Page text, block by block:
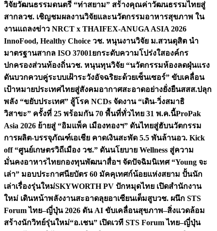
วิจัยวัฒนธรรมดนตรี “ท่าสยาม” สร้างคุณค่าวัฒนธรรมไทยสู่
สากลวช. เชิญชมผลงานวิจัยและนวัตกรรมอาหารสุขภาพ ใน
งานแถลงข่าว NRCT x THAIFEX-ANUGA ASIA 2026
InnoFood, Healthy Choice วช. หนุนงานวิจัย ม.สวนดุสิต นำ
มาตรฐานสากล ISO 37001ยกระดับความโปร่งใสองค์กร
ปกครองส่วนท้องถิ่นวช. หนุนทุนวิจัย “นวัตกรรมห้องลดฝุ่นแรง
ดันบวกควบคู่ระบบเฝ้าระวังอัจฉริยะด้วยเซ็นเซอร์” ขับเคลื่อน
เป้าหมายประเทศไทยสู่สังคมอากาศสะอาดอย่างยั่งยืนสสส.ปลุก
พลัง “ขยับประเทศ” สู้โรค NCDs จัดงาน “เดิน-วิ่งสมาธิ
วิสาขะ” ครั้งที่ 25 พร้อมกัน 70 พื้นที่ทั่วไทย 31 พ.ค.นี้ProPak
Asia 2026 ย้ายสู่ “อิมแพ็ค เมืองทองฯ” ดันไทยสู่ฮับนวัตกรรม
การผลิต-บรรจุภัณฑ์เอเชีย คาดเงินสะพัด 5.5 พันล้านอว. Kick
off “ศูนย์เกษตรวิถีเมือง วช.” ดันนโยบาย Wellness สู่ความ
มั่นคงอาหารไทยกองทุนพัฒนาสื่อฯ จัดปัจฉิมนิเทศ “Young จะ
เล่า” มอบประกาศนียบัตร 60 มัคคุเทศก์น้อยแห่งสยาม ปั้นนัก
เล่าเรื่องรุ่นใหม่SKYWORTH PV ปักหมุดไทย เปิดสำนักงาน
ใหม่ เดินหน้าพลังงานสะอาดลุยอาเซียนเต็มสูบวช. ผนึก STS
Forum ไทย–ญี่ปุ่น 2026 ดัน AI ขับเคลื่อนสุขภาพ–สิ่งแวดล้อม
สร้างนักวิทย์รุ่นใหม่“อ.เชน” เปิดเวที STS Forum ไทย–ญี่ปุ่น